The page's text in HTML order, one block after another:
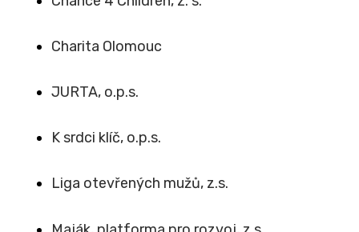
Charita Olomouc
JURTA, o.p.s.
K srdci klíč, o.p.s.
Liga otevřených mužů, z.s.